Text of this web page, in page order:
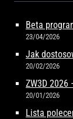
Beta
23/04/2026
Jak
20/02/2026
ZW3D
20/01/2026
Lista